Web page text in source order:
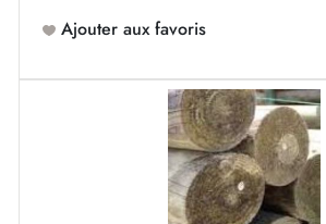
Ajouter aux favoris